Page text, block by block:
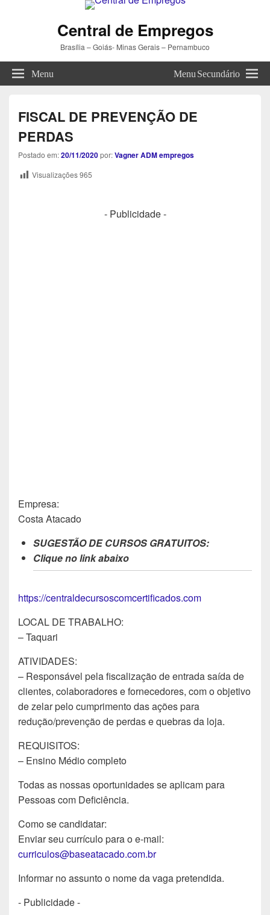
Central de Empregos
Brasília – Goiás- Minas Gerais – Pernambuco
Menu Menu Secundário
FISCAL DE PREVENÇÃO DE
PERDAS
Postado em:20/11/2020por:Vagner ADM empregos
Visualizações965
- Publicidade -
Empresa:
Costa Atacado
SUGESTÃO DE CURSOS GRATUITOS:
Clique no link abaixo
https://centraldecursoscomcertificados.com
LOCAL DE TRABALHO:
– Taquari
ATIVIDADES:
– Responsável pela fiscalização de entrada saída de
clientes, colaboradores e fornecedores, com o objetivo
de zelar pelo cumprimento das ações para
redução/prevenção de perdas e quebras da loja.
REQUISITOS:
– Ensino Médio completo
Todas as nossas oportunidades se aplicam para
Pessoas com Deficiência.
Como se candidatar:
Enviar seu currículo para o e-mail:
curriculos@baseatacado.com.br
Informar no assunto o nome da vaga pretendida.
- Publicidade -